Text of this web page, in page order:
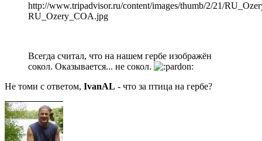
http://www.tripadvisor.ru/content/images/thumb/2/21/
RU_Ozery_COA.jpg
Всегда считал, что на нашем гербе изображён
сокол. Оказывается... не сокол.
Не томи с ответом, IvanAL - что за птица на гербе?